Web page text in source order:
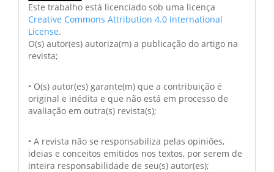
Este trabalho está licenciado sob uma licença
Creative Commons Attribution 4.0 International
License.
O(s) autor(es) autoriza(m) a publicação do artigo na
revista;
• O(s) autor(es) garante(m) que a contribuição é
original e inédita e que não está em processo de
avaliação em outra(s) revista(s);
• A revista não se responsabiliza pelas opiniões,
ideias e conceitos emitidos nos textos, por serem de
inteira responsabilidade de seu(s) autor(es);